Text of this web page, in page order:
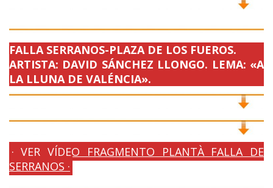
FALLA SERRANOS-PLAZA DE LOS FUEROS.
ARTISTA: DAVID SÁNCHEZ LLONGO. LEMA: «A
LA LLUNA DE VALÉNCIA».
· VER VÍDEO FRAGMENTO PLANTÀ FALLA DE
SERRANOS ·